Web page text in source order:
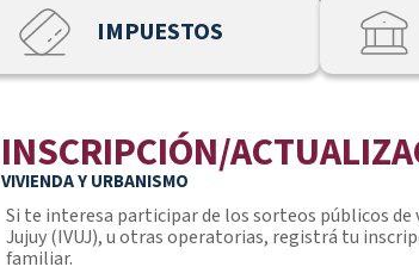
IMPUESTOS
INSCRIPCIÓN/
VIVIENDA Y URBANISMO
Si te interesa participar de los sorteos públicos
Jujuy (IVUJ), u otras operatorias, registrá tu
familiar.